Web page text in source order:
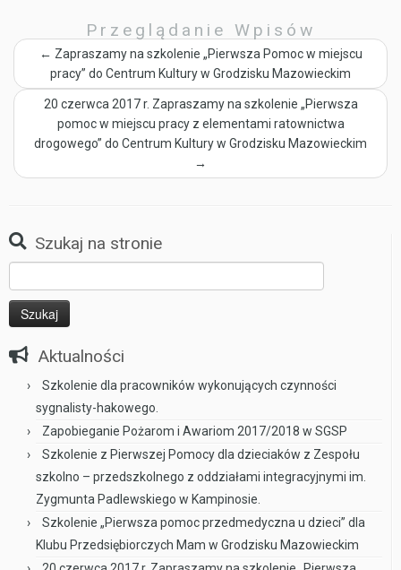
Przeglądanie Wpisów
← Zapraszamy na szkolenie „Pierwsza Pomoc w miejscu
pracy” do Centrum Kultury w Grodzisku Mazowieckim
20 czerwca 2017 r. Zapraszamy na szkolenie „Pierwsza
pomoc w miejscu pracy z elementami ratownictwa
drogowego” do Centrum Kultury w Grodzisku Mazowieckim
→
Szukaj na stronie
Aktualności
Szkolenie dla pracowników wykonujących czynności
sygnalisty-hakowego.
Zapobieganie Pożarom i Awariom 2017/2018 w SGSP
Szkolenie z Pierwszej Pomocy dla dzieciaków z Zespołu
szkolno – przedszkolnego z oddziałami integracyjnymi im.
Zygmunta Padlewskiego w Kampinosie.
Szkolenie „Pierwsza pomoc przedmedyczna u dzieci” dla
Klubu Przedsiębiorczych Mam w Grodzisku Mazowieckim